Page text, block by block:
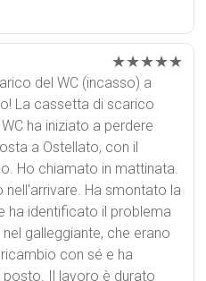
★★★★★
del WC (incasso) a
La cassetta di scarico
ha iniziato a perdere
a Ostellato, con il
Ho chiamato in mattinata.
Ha smontato la
ha identificato il problema
galleggiante, che erano
con sé e ha
Il lavoro è durato